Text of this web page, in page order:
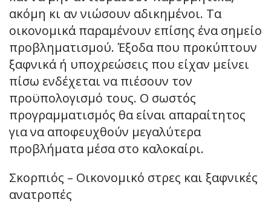
ακόμη κι αν νιώσουν αδικημένοι. Τα
οικονομικά παραμένουν επίσης ένα σημείο
προβληματισμού. Έξοδα που προκύπτουν
ξαφνικά ή υποχρεώσεις που είχαν μείνει
πίσω ενδέχεται να πιέσουν τον
προϋπολογισμό τους. Ο σωστός
προγραμματισμός θα είναι απαραίτητος
για να αποφευχθούν μεγαλύτερα
προβλήματα μέσα στο καλοκαίρι.
Σκορπιός – Οικονομικό στρες και ξαφνικές
ανατροπές